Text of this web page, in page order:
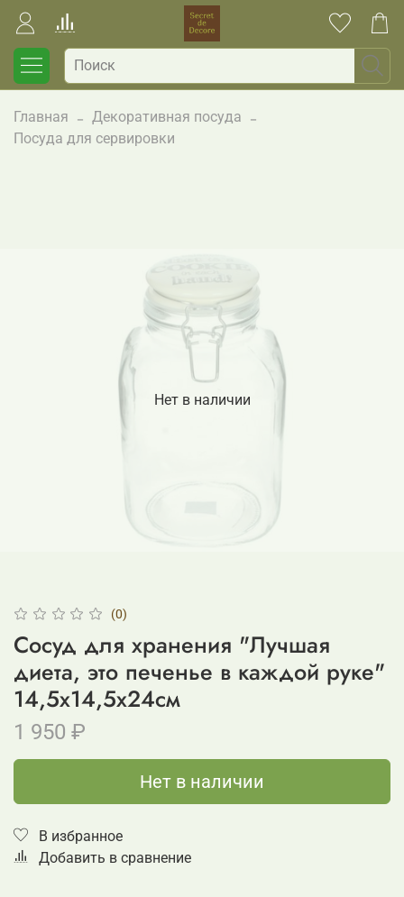
Главная
Декоративная посуда
Посуда для сервировки
Нет в наличии
(0)
Сосуд для хранения "Лучшая
диета, это печенье в каждой руке"
14,5х14,5х24см
1 950 ₽
Нет в наличии
В избранное
Добавить в сравнение